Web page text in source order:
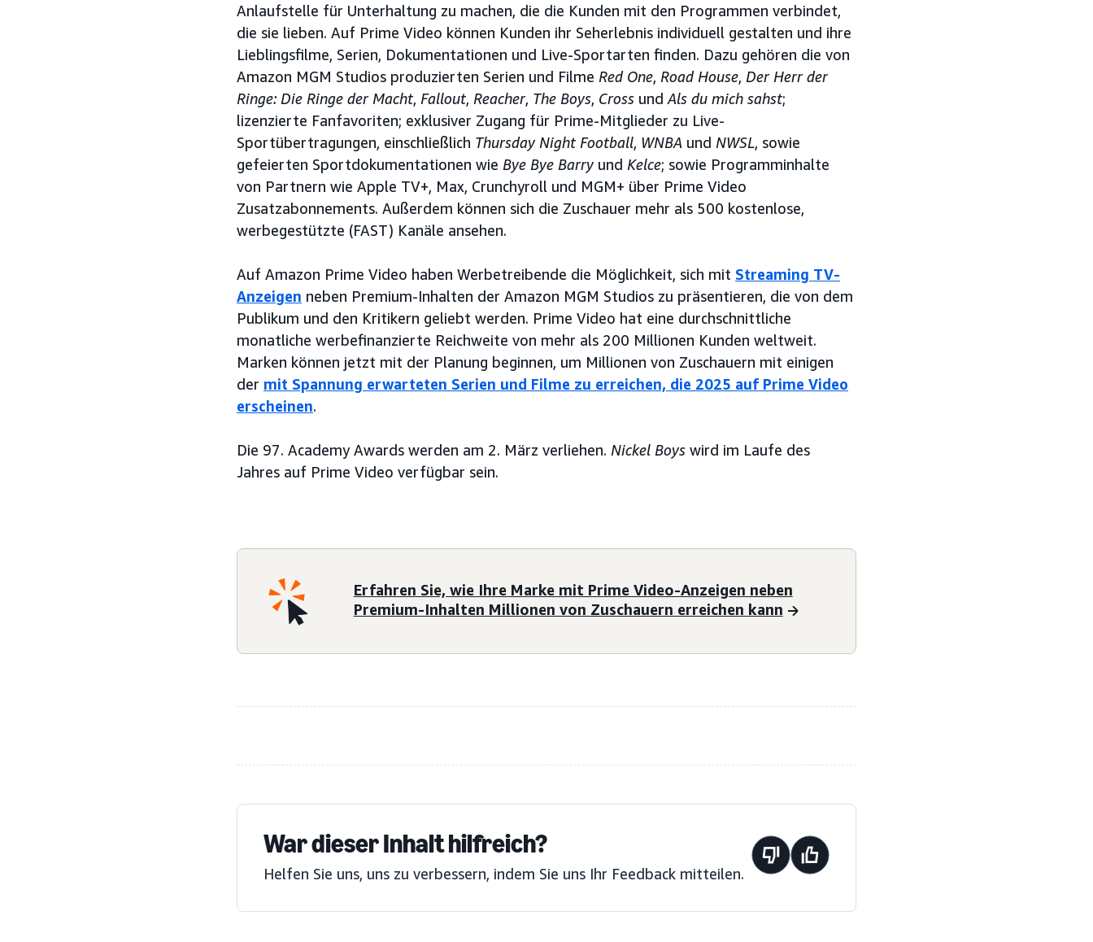
Anlaufstelle für Unterhaltung zu machen, die die Kunden mit den Programmen verbindet,
die sie lieben. Auf Prime Video können Kunden ihr Seherlebnis individuell gestalten und ihre
Lieblingsfilme, Serien, Dokumentationen und Live-Sportarten finden. Dazu gehören die von
Amazon MGM Studios produzierten Serien und Filme Red One, Road House, Der Herr der
Ringe: Die Ringe der Macht, Fallout, Reacher, The Boys, Cross und Als du mich sahst;
lizenzierte Fanfavoriten; exklusiver Zugang für Prime-Mitglieder zu Live-
Sportübertragungen, einschließlich Thursday Night Football, WNBA und NWSL, sowie
gefeierten Sportdokumentationen wie Bye Bye Barry und Kelce; sowie Programminhalte
von Partnern wie Apple TV+, Max, Crunchyroll und MGM+ über Prime Video
Zusatzabonnements. Außerdem können sich die Zuschauer mehr als 500 kostenlose,
werbegestützte (FAST) Kanäle ansehen.
Auf Amazon Prime Video haben Werbetreibende die Möglichkeit, sich mit Streaming TV-
Anzeigen neben Premium-Inhalten der Amazon MGM Studios zu präsentieren, die von dem
Publikum und den Kritikern geliebt werden. Prime Video hat eine durchschnittliche
monatliche werbefinanzierte Reichweite von mehr als 200 Millionen Kunden weltweit.
Marken können jetzt mit der Planung beginnen, um Millionen von Zuschauern mit einigen
der mit Spannung erwarteten Serien und Filme zu erreichen, die 2025 auf Prime Video
erscheinen.
Die 97. Academy Awards werden am 2. März verliehen. Nickel Boys wird im Laufe des
Jahres auf Prime Video verfügbar sein.
Erfahren Sie, wie Ihre Marke mit Prime Video-Anzeigen neben
Premium-Inhalten Millionen von Zuschauern erreichen kann
War dieser Inhalt hilfreich?
Helfen Sie uns, uns zu verbessern, indem Sie uns Ihr Feedback mitteilen.